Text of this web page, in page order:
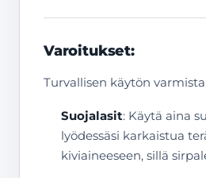
Varoitukset:
Turvallisen käytön
Suojalasit: Käytä aina
lyödessäsi karkaistua
kiviaineeseen, sillä